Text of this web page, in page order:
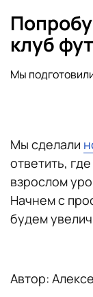
клуб
Мы
Мы сделали
ответить,
взрослом
Начнем с
будем
Автор: